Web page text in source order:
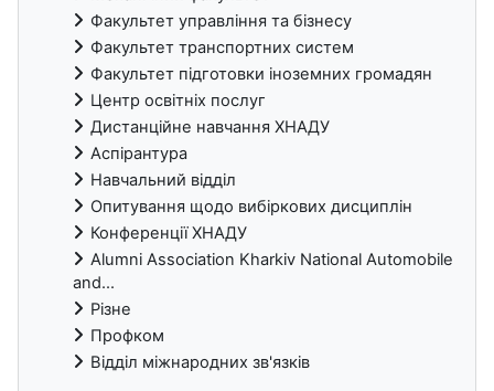
Факультет управління та бізнесу
Факультет транспортних систем
Факультет підготовки іноземних громадян
Центр освітніх послуг
Дистанційне навчання ХНАДУ
Аспірантура
Навчальний відділ
Опитування щодо вибіркових дисциплін
Конференції ХНАДУ
Alumni Association Kharkiv National Automobile
and...
Різне
Профком
Відділ міжнародних зв'язків